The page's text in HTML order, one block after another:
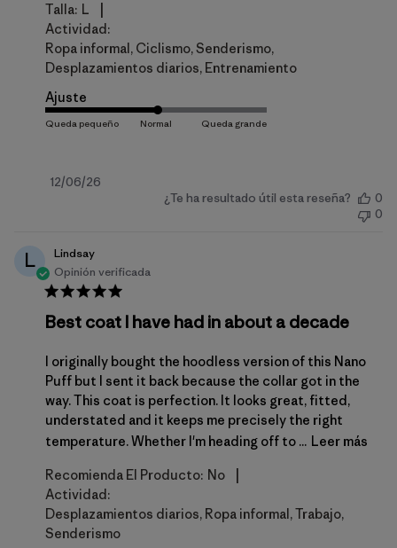
Talla: L
Actividad:
Ropa informal, Ciclismo, Senderismo,
Desplazamientos diarios, Entrenamiento
Ajuste
Fecha
12/06/26
¿Te ha resultado útil esta reseña?
0
0
L
Lindsay
Opinión verificada
Best coat I have had in about a decade
I originally bought the hoodless version of this Nano
Puff but I sent it back because the collar got in the
way. This coat is perfection. It looks great, fitted,
understated and it keeps me precisely the right
temperature. Whether I'm heading off to ... Leer más
Recomienda El Producto: No
Actividad:
Desplazamientos diarios, Ropa informal, Trabajo,
Senderismo